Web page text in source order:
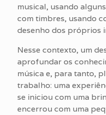
musical, usando
com timbres, usando
desenho dos próprios
Nesse contexto, um
aprofundar os
música e, para tanto,
trabalho: uma
se iniciou com uma
encerrou com uma